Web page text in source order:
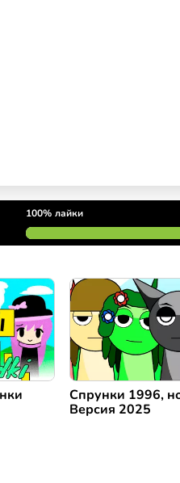
100% лайки
Спрунки 1996,
Версия 2025